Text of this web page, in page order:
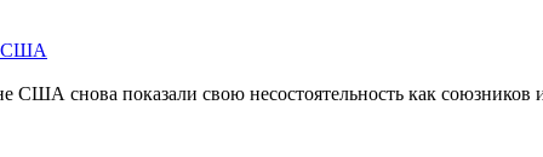
США
США снова показали свою несостоятельность как союзников